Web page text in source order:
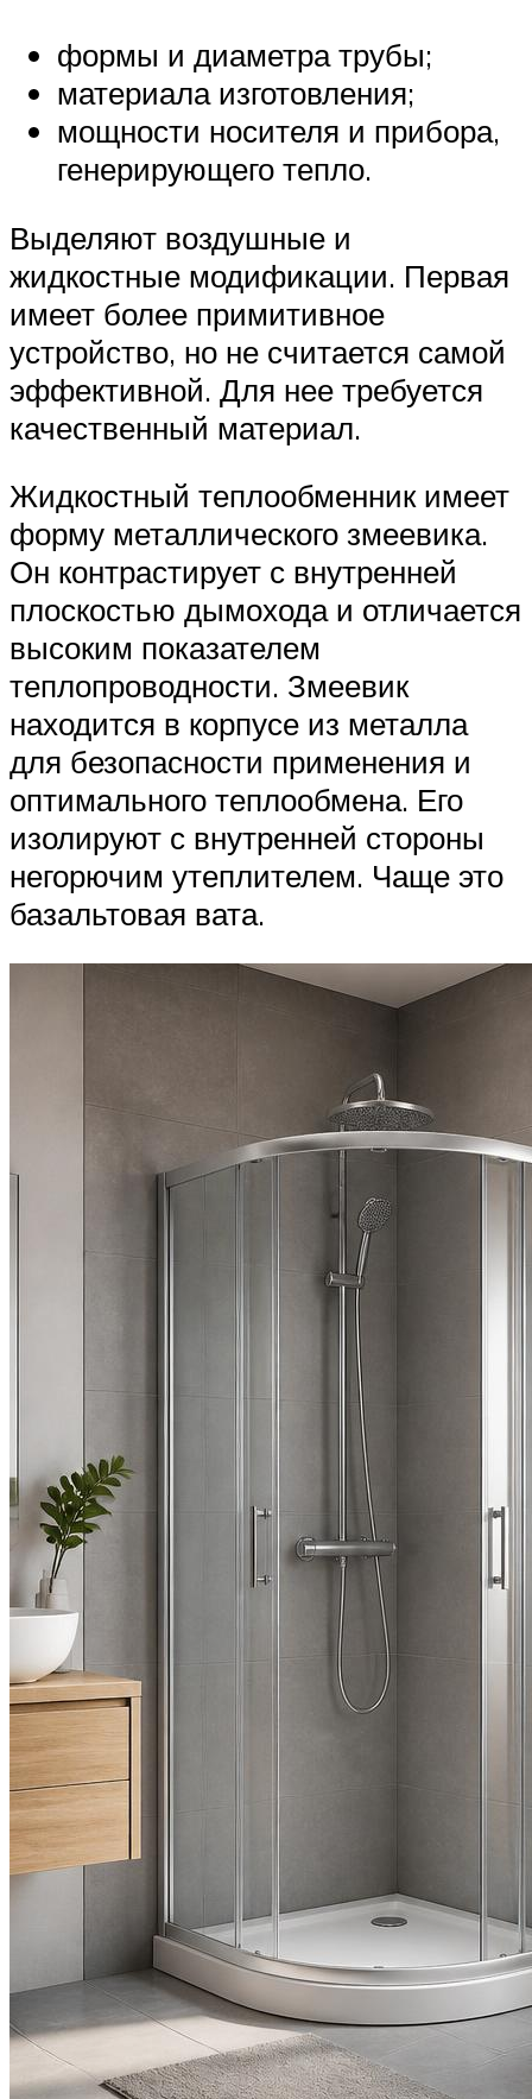
формы и диаметра трубы;
материала изготовления;
мощности носителя и прибора,
генерирующего тепло.
Выделяют воздушные и
жидкостные модификации. Первая
имеет более примитивное
устройство, но не считается самой
эффективной. Для нее требуется
качественный материал.
Жидкостный теплообменник имеет
форму металлического змеевика.
Он контрастирует с внутренней
плоскостью дымохода и отличается
высоким показателем
теплопроводности. Змеевик
находится в корпусе из металла
для безопасности применения и
оптимального теплообмена. Его
изолируют с внутренней стороны
негорючим утеплителем. Чаще это
базальтовая вата.